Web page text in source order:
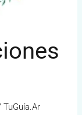
TuGuía.Ar